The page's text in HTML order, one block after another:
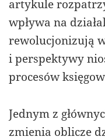
artykule
wpływa na
rewolucjonizują
i perspektywy
procesów
Jednym z
zmienia oblicze